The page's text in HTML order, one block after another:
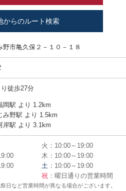
からのルート検索
野市亀久保２－１０－１８
徒歩27分
岡駅 より 1.2km
み野駅 より 1.5km
岸駅 より 3.1km
火：10:00～19:00
木：10:00～19:00
土 ：10:00～19:00
祝 ：曜日通りの営業時間
日など営業時間が異なる場合がございます。